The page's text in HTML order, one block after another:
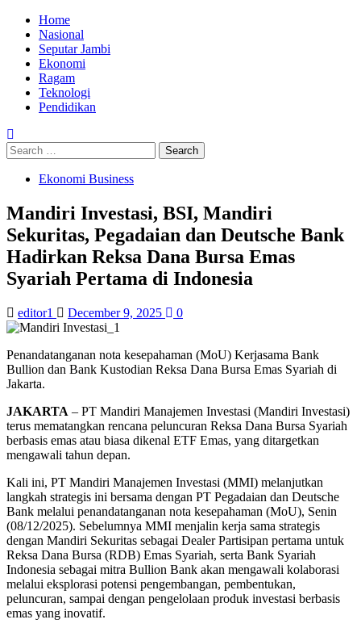
Skip
content
Primary
Menu
Home
Nasional
Seputar Jambi
Ekonomi
Ragam
Teknologi
Pendidikan
Search
for:
Ekonomi Business
Mandiri Investasi, BSI, Mandiri
Sekuritas, Pegadaian dan Deutsche Bank
Hadirkan Reksa Dana Bursa Emas
Syariah Pertama di Indonesia
editor1 December 9, 2025 0
Penandatanganan nota kesepahaman (MoU) Kerjasama Bank
Bullion dan Bank Kustodian Reksa Dana Bursa Emas Syariah di
Jakarta.
JAKARTA – PT Mandiri Manajemen Investasi (Mandiri Investasi)
terus mematangkan rencana peluncuran Reksa Dana Bursa Syariah
berbasis emas atau biasa dikenal ETF Emas, yang ditargetkan
mengawali tahun depan.
Kali ini, PT Mandiri Manajemen Investasi (MMI) melanjutkan
langkah strategis ini bersama dengan PT Pegadaian dan Deutsche
Bank melalui penandatanganan nota kesepahaman (MoU), Senin
(08/12/2025). Sebelumnya MMI menjalin kerja sama strategis
dengan Mandiri Sekuritas sebagai Dealer Partisipan pertama untuk
Reksa Dana Bursa (RDB) Emas Syariah, serta Bank Syariah
Indonesia sebagai mitra Bullion Bank akan mengawali kolaborasi
melalui eksplorasi potensi pengembangan, pembentukan,
peluncuran, sampai dengan pengelolaan produk investasi berbasis
emas yang inovatif.